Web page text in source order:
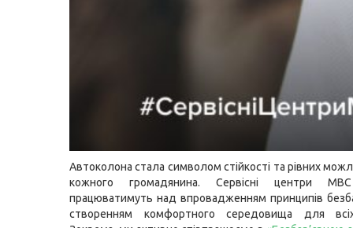
Автоколона стала символом стійкості та рівних
кожного громадянина. Сервісні центри
працюватимуть над впровадженням принципів
створенням комфортного середовища для